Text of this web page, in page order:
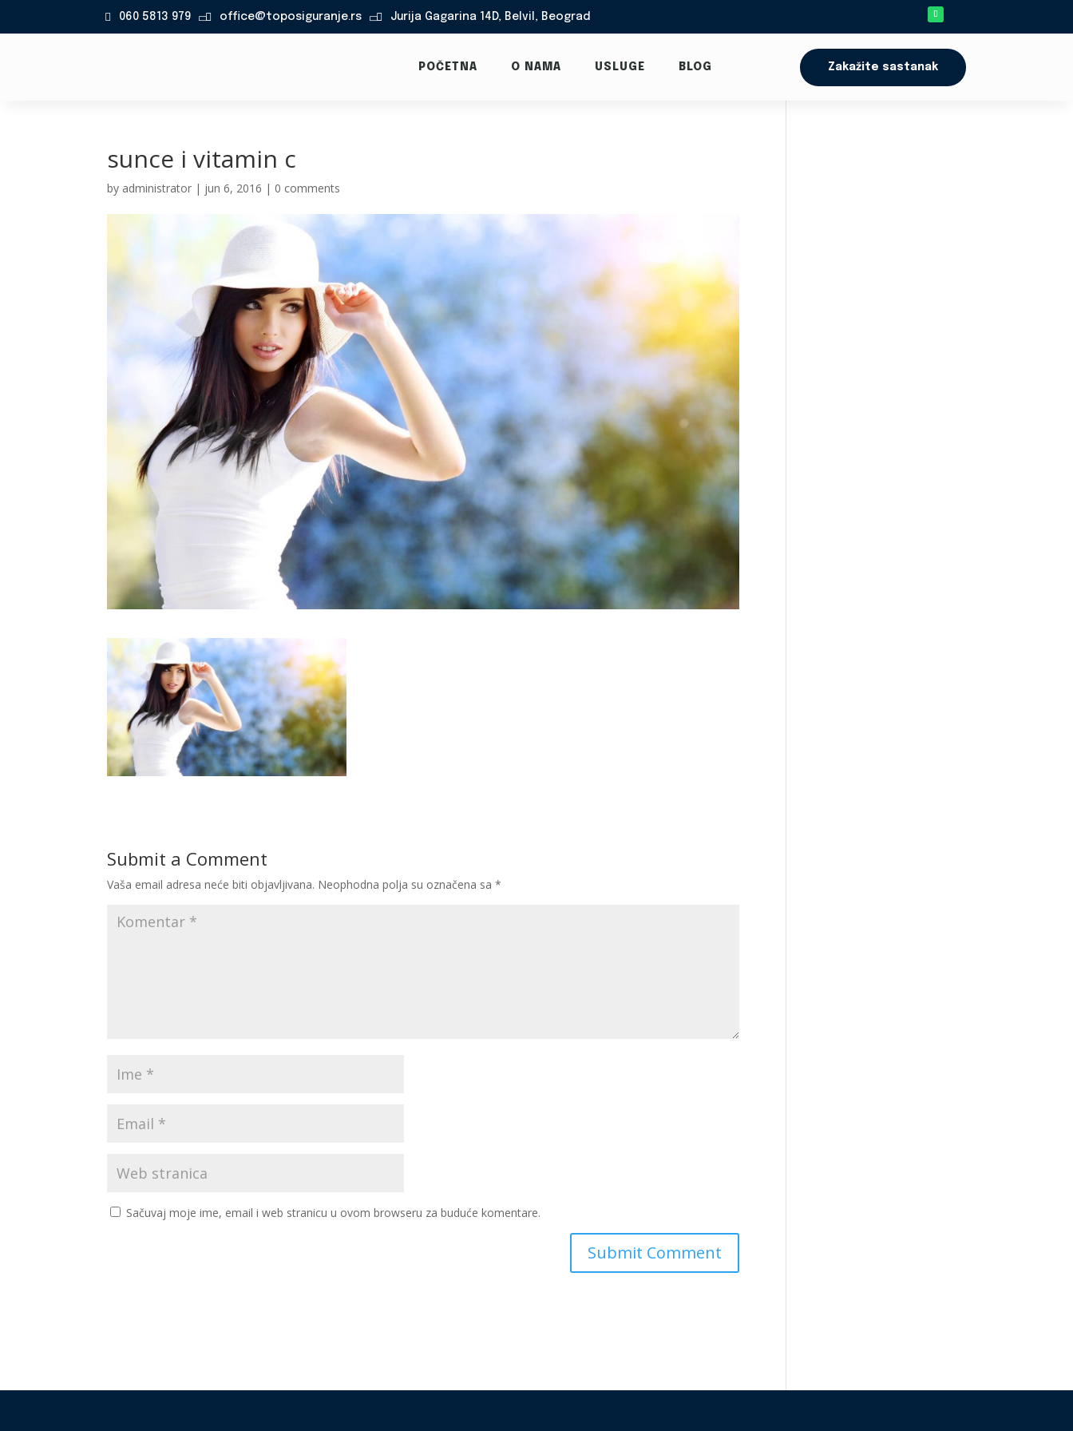
060 5813 979  office@toposiguranje.rs  Jurija Gagarina 14D, Belvil, Beograd
POČETNA O NAMA USLUGE BLOG Zakažite sastanak
sunce i vitamin c
by administrator | jun 6, 2016 | 0 comments
Submit a Comment
Vaša email adresa neće biti objavljivana. Neophodna polja su označena sa*
Sačuvaj moje ime, email i web stranicu u ovom browseru za buduće komentare.